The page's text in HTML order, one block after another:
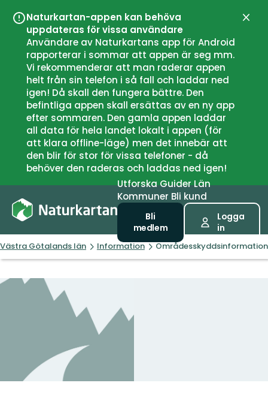
Naturkartan-appen kan behöva
uppdateras för vissa användare
Användare av Naturkartans app för Android
rapporterar i sommar att appen är seg mm.
Vi rekommenderar att man raderar appen
helt från sin telefon i så fall och laddar ned
igen! Då skall den fungera bättre. Den
befintliga appen skall ersättas av en ny app
efter sommaren. Den gamla appen laddar
all data för hela landet lokalt i appen (för
att klara offline-läge) men det innebär att
den blir för stor för vissa telefoner - då
behöver den raderas och laddas ned igen!
UtforskaGuiderLän
Kommuner Bli kund
Bli
medlem
Logga
in
Västra Götalands län Information